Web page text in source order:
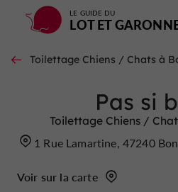
LE GUIDE DU
LOT ET
Toilettage Chiens / Chats à
Pas si
Toilettage Chiens /
1 Rue Lamartine, 47240
Voir sur la carte